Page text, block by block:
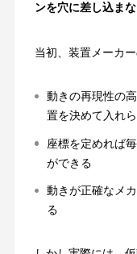
ンを穴に差し込ま
当初、装置メーカ
動きの再現性の
置を決めて入れ
座標を定めれば
ができる
動きが正確なメ
る